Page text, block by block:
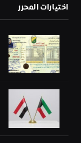
اختيارات المحرر